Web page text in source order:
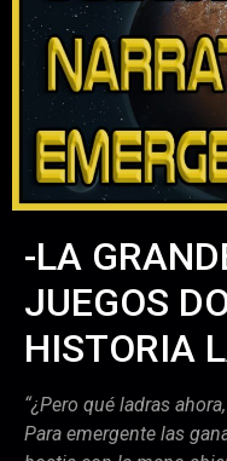
-LA
JUEGOS
HISTORIA
“¿Pero qué ladras
Para emergente las